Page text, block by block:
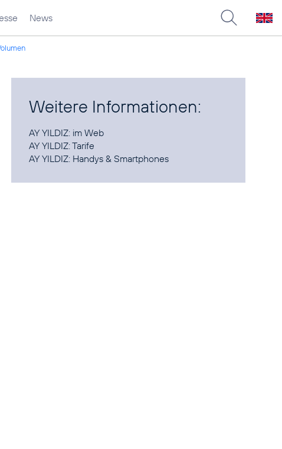
News
Weitere Informationen:
AY YILDIZ: im Web
AY YILDIZ:Tarife
AY YILDIZ: Handys & Smartphones